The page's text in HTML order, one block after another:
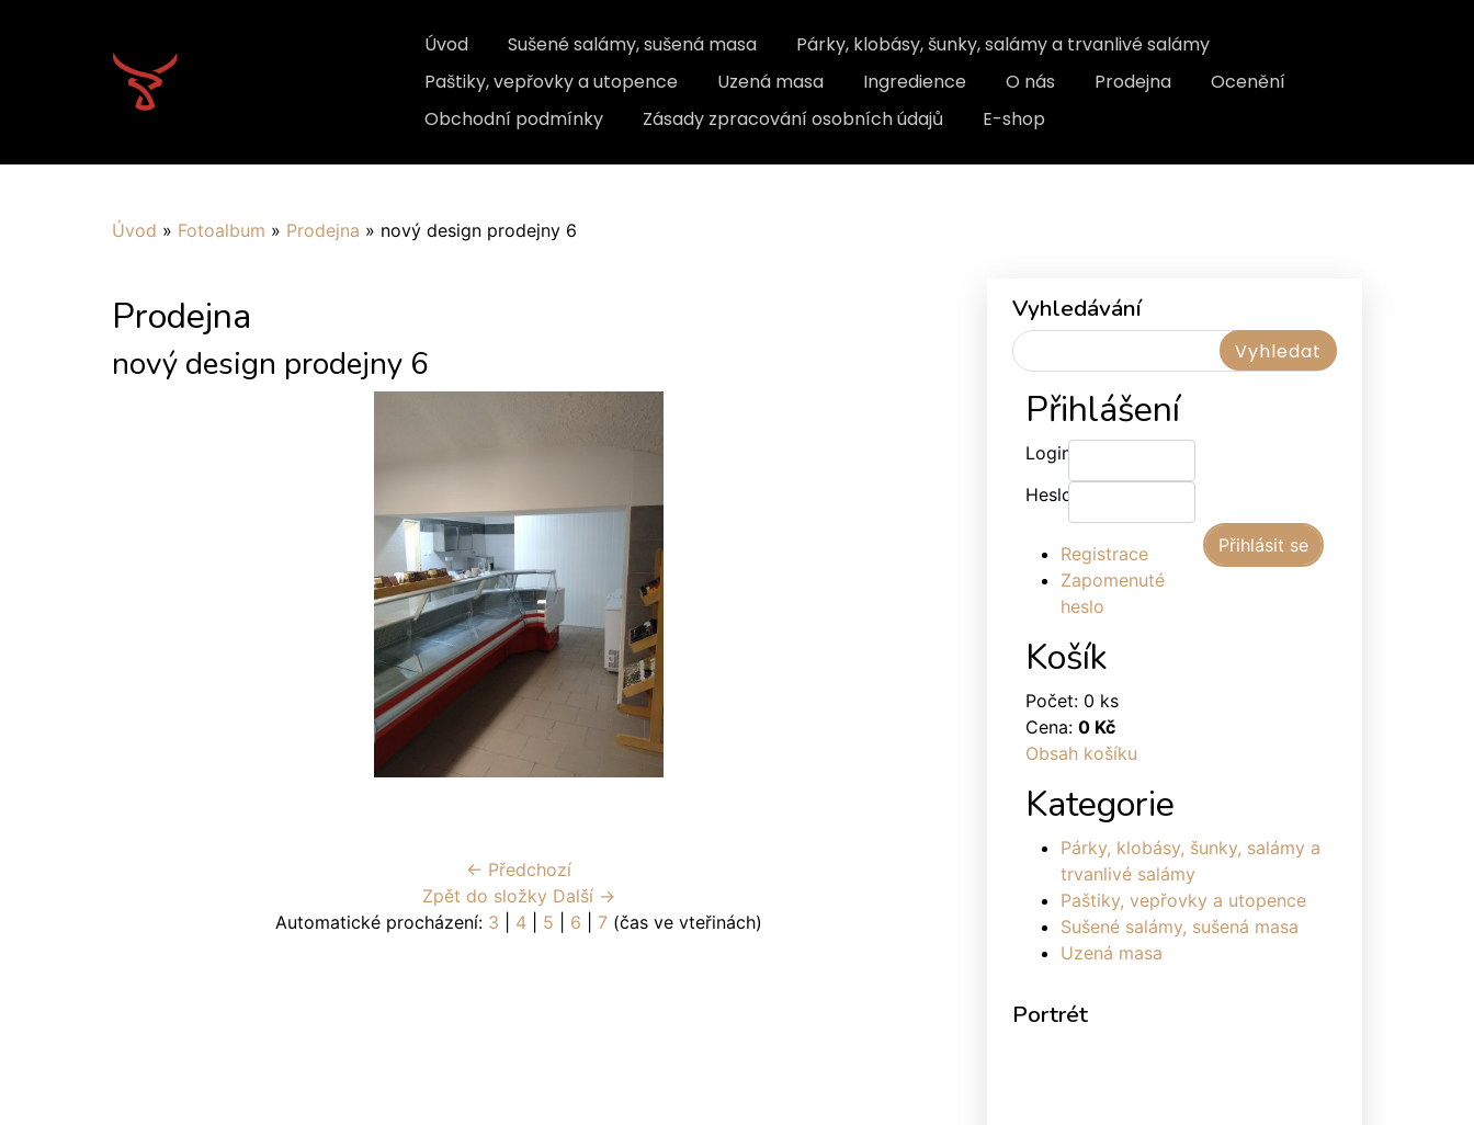
Úvod Sušené salámy, sušená masa
Párky, klobásy, šunky, salámy a trvanlivé salámy
Paštiky, vepřovky a utopence
Uzená masa Ingredience O nás Prodejna
Ocenění
Obchodní podmínky
Zásady zpracování osobních údajů E-shop
Úvod » Fotoalbum » Prodejna » nový design prodejny 6
Prodejna
nový design prodejny 6
← Předchozí
Zpět do složky Další →
Automatické procházení: 3 4| 5 6 7(čas ve vteřinách)
Vyhledávání
Přihlášení
Login:
Heslo:
Registrace
Zapomenuté
heslo
Košík
Počet: 0 ks
Cena: 0 Kč
Obsah košíku
Kategorie
Párky, klobásy, šunky, salámy a
trvanlivé salámy
Paštiky, vepřovky a utopence
Sušené salámy, sušená masa
Uzená masa
Portrét